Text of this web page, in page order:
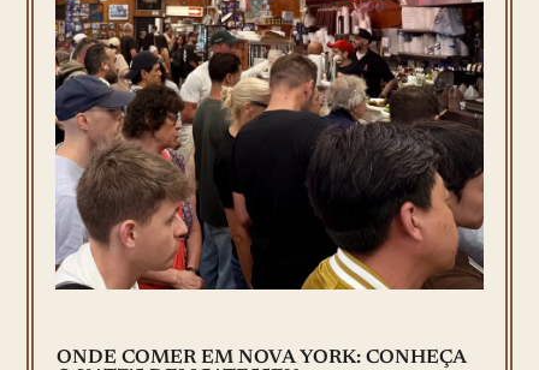
ONDE COMER EM NOVA YORK: CONHEÇA